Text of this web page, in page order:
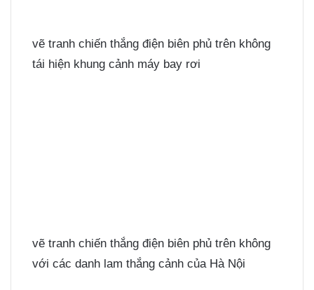
vẽ tranh chiến thắng điện biên phủ trên không
tái hiện khung cảnh máy bay rơi
vẽ tranh chiến thắng điện biên phủ trên không
với các danh lam thắng cảnh của Hà Nội